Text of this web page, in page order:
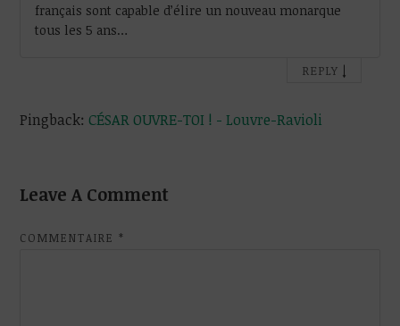
français sont capable d’élire un nouveau monarque
tous les 5 ans…
REPLY ↓
Pingback: CÉSAR OUVRE-TOI ! - Louvre-Ravioli
Leave A Comment
COMMENTAIRE*